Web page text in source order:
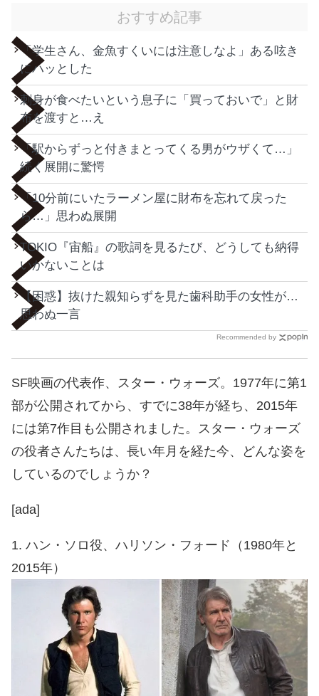
おすすめ記事
「学生さん、金魚すくいには注意しなよ」ある呟き
にハッとした
刺身が食べたいという息子に「買っておいで」と財
布を渡すと…え
「駅からずっと付きまとってくる男がウザくて…」
続く展開に驚愕
「10分前にいたラーメン屋に財布を忘れて戻った
ら…」思わぬ展開
TOKIO『宙船』の歌詞を見るたび、どうしても納得
いかないことは
【困惑】抜けた親知らずを見た歯科助手の女性が…
思わぬ一言
Recommended by
SF映画の代表作、スター・ウォーズ。1977年に第1
部が公開されてから、すでに38年が経ち、2015年
には第7作目も公開されました。スター・ウォーズ
の役者さんたちは、長い年月を経た今、どんな姿を
しているのでしょうか？
[ada]
1. ハン・ソロ役、ハリソン・フォード（1980年と
2015年）